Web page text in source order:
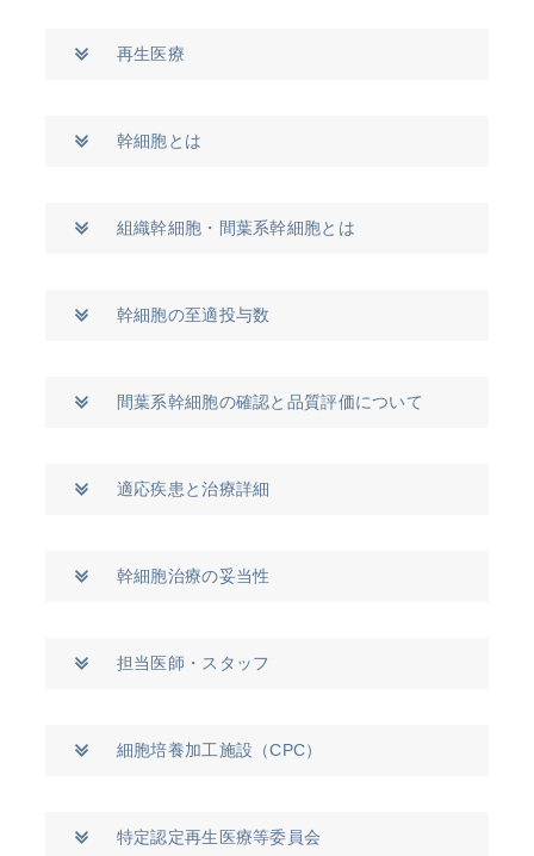
再生医療
幹細胞とは
組織幹細胞・間葉系幹細胞とは
幹細胞の至適投与数
間葉系幹細胞の確認と品質評価について
適応疾患と治療詳細
幹細胞治療の妥当性
担当医師・スタッフ
細胞培養加工施設（CPC）
特定認定再生医療等委員会